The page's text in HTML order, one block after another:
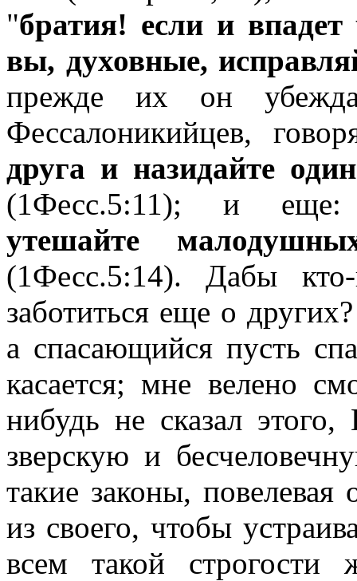
"братия! если и впадет
вы, духовные,
прежде их он
Фессалоникийцев,
друга и назидайте
(1Фесс.5:11); и
утешайте
(1Фесс.5:14). Дабы
заботиться еще о
а спасающийся пусть
касается; мне велено
нибудь не сказал
зверскую и
такие законы, повелевая
из своего, чтобы
всем такой